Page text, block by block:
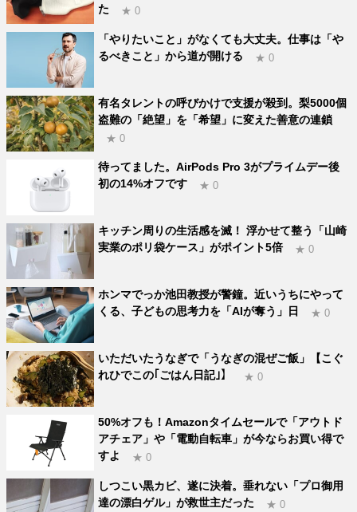
た
★ 0
「やりたいこと」がなくても大丈夫。仕事は「や
るべきこと」から道が開ける
★ 0
有名タレントの呼びかけで支援が殺到。梨5000個
盗難の「絶望」を「希望」に変えた善意の連鎖
★ 0
待ってました。AirPods Pro 3がプライムデー後
初の14%オフです
★ 0
キッチン周りの生活感を滅！ 浮かせて整う「山崎
実業のポリ袋ケース」がポイント5倍
★ 0
ホンマでっか池田教授が警鐘。近いうちにやって
くる、子どもの思考力を「AIが奪う」日
★ 0
いただいたうなぎで「うなぎの混ぜご飯」【こぐ
れひでこの｢ごはん日記｣】
★ 0
50%オフも！Amazonタイムセールで「アウトド
アチェア」や「電動自転車」が今ならお買い得で
すよ
★ 0
しつこい黒カビ、遂に決着。垂れない「プロ御用
達の漂白ゲル」が救世主だった
★ 0